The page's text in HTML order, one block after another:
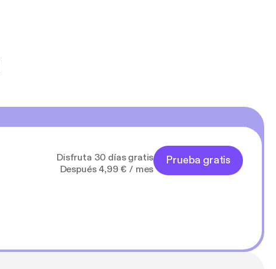
Disfruta 30 días gratis
Después 4,99 € / mes
Prueba gratis